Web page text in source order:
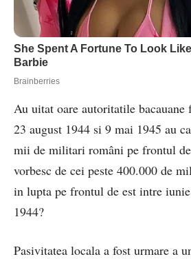
Au uitat oare autoritatile
23 august 1944 si 9 mai 1945 au
mii de militari români pe frontul
vorbesc de cei peste 400.000 de
in lupta pe frontul de est intre
1944?
Pasivitatea locala a fost urmare a